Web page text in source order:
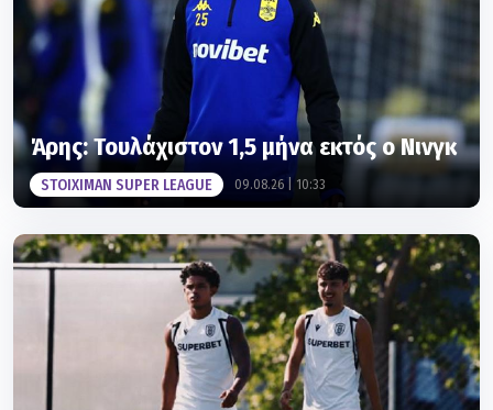
Άρης: Τουλάχιστον 1,5 μήνα εκτός ο Νινγκ
STOIXIMAN SUPER LEAGUE 09.08.26 | 10:33